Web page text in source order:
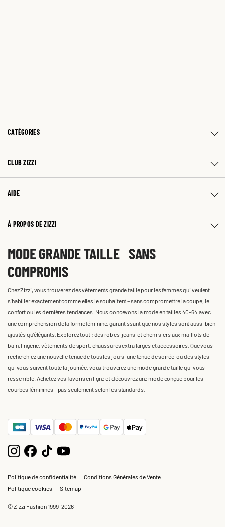
CATÉGORIES
CLUB ZIZZI
AIDE
À PROPOS DE ZIZZI
MODE GRANDE TAILLE SANS
COMPROMIS
Chez Zizzi, vous trouverez des vêtements grande taille pour les femmes qui veulent
s'habiller exactement comme elles le souhaitent – sans compromettre la coupe, le
confort ou les dernières tendances. Nous concevons la mode en tailles 40-64 avec
une compréhension de la forme féminine, garantissant que nos styles sont aussi bien
ajustés qu'élégants. Explorez tout : des robes, jeans, et chemisiers aux maillots de
bain, lingerie, vêtements de sport, chaussures extra larges et accessoires. Que vous
recherchiez une nouvelle tenue de tous les jours, une tenue de soirée, ou des styles
qui vous suivent toute la journée, vous trouverez une mode grande taille qui vous
ressemble. Achetez vos favoris en ligne et découvrez une mode conçue pour les
courbes féminines – pas seulement selon les standards.
Politique de confidentialité
Conditions Générales de Vente
Politique cookies
Sitemap
© Zizzi Fashion 1999-2026